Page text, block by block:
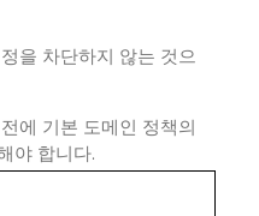
을 차단하지 않는 것으
에 기본 도메인 정책의
야 합니다.